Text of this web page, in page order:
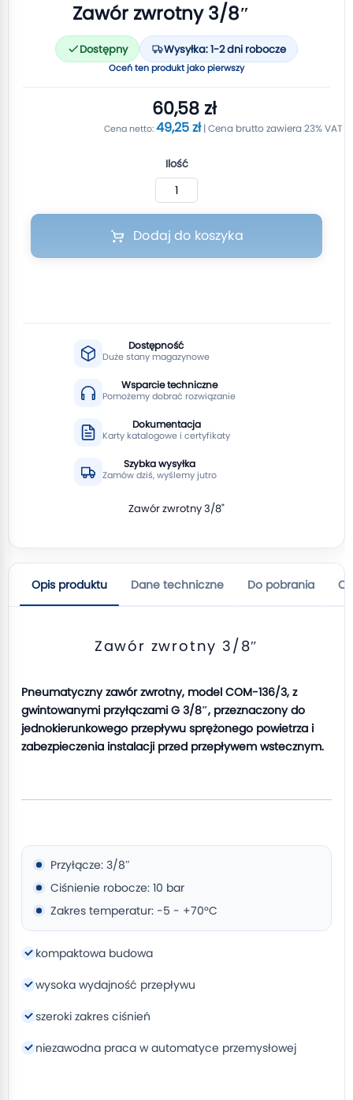
Zawór zwrotny 3/8″
Dostępny Wysyłka: 1-2 dni robocze
Oceń ten produkt jako pierwszy
60,58 zł
49,25 zł
Ilość
Dodaj do koszyka
Dostępność
Duże stany magazynowe
Wsparcie techniczne
Pomożemy dobrać rozwiązanie
Dokumentacja
Karty katalogowe i certyfikaty
Szybka wysyłka
Zamów dziś, wyślemy jutro
Zawór zwrotny 3/8"
Opis produktu Dane techniczne Do pobrania
Zawór zwrotny 3/8″
Pneumatyczny zawór zwrotny, model COM-136/3, z
gwintowanymi przyłączami G 3/8″, przeznaczony do
jednokierunkowego przepływu sprężonego powietrza i
zabezpieczenia instalacji przed przepływem wstecznym.
Przyłącze: 3/8″
Ciśnienie robocze: 10 bar
Zakres temperatur: -5 - +70°C
kompaktowa budowa
wysoka wydajność przepływu
szeroki zakres ciśnień
niezawodna praca w automatyce przemysłowej